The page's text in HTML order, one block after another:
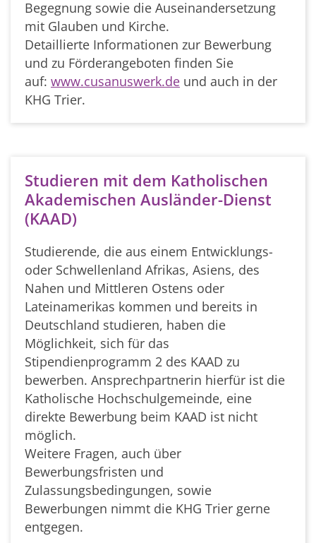
Begegnung sowie die Auseinandersetzung
mit Glauben und Kirche.
Detaillierte Informationen zur Bewerbung
und zu Förderangeboten finden Sie
auf: www.cusanuswerk.de und auch in der
KHG Trier.
Studieren mit dem Katholischen
Akademischen Ausländer-Dienst
(KAAD)
Studierende, die aus einem Entwicklungs-
oder Schwellenland Afrikas, Asiens, des
Nahen und Mittleren Ostens oder
Lateinamerikas kommen und bereits in
Deutschland studieren, haben die
Möglichkeit, sich für das
Stipendienprogramm 2 des KAAD zu
bewerben. Ansprechpartnerin hierfür ist die
Katholische Hochschulgemeinde, eine
direkte Bewerbung beim KAAD ist nicht
möglich.
Weitere Fragen, auch über
Bewerbungsfristen und
Zulassungsbedingungen, sowie
Bewerbungen nimmt die KHG Trier gerne
entgegen.